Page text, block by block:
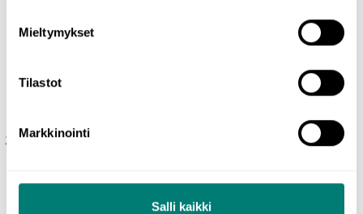
Mieltymykset
Tilastot
Markkinointi
Salli kaikki
10,99 €